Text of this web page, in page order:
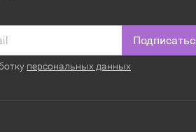
персональных данных